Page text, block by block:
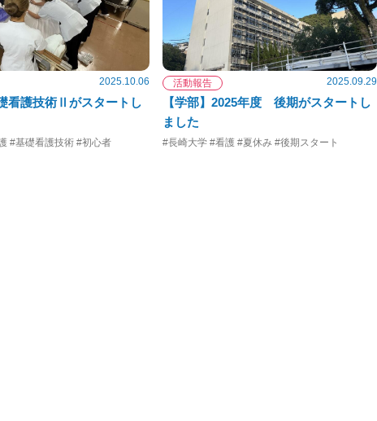
2025.10.06
看護技術Ⅱがスタートし
#基礎看護技術 #初心者
活動報告 2025.09.29
【学部】2025年度 後期がスタートし
ました
#長崎大学 #看護 #夏休み #後期スタート